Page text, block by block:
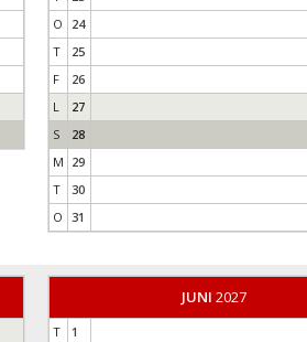
O
24
T
25
F
26
L
27
S
28
M 29
T
30
O 31
JUNI 2027
T
1